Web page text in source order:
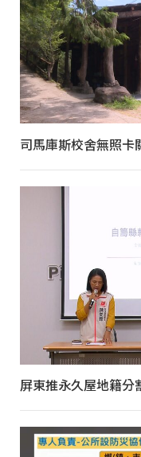
司馬庫斯校舍無照卡
屏東推永久屋地籍分